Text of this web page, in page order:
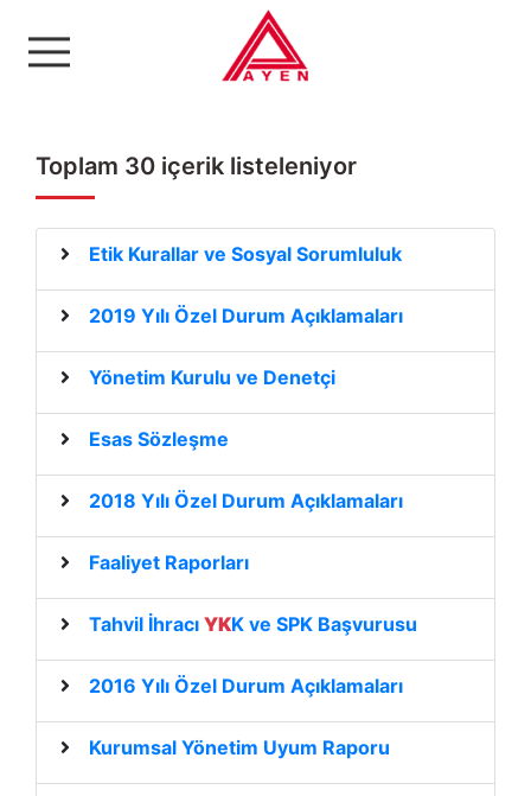
Ayen Enerji A.Ş
Toplam 30 içerik listeleniyor
Etik Kurallar ve Sosyal Sorumluluk
2019 Yılı Özel Durum Açıklamaları
Yönetim Kurulu ve Denetçi
Esas Sözleşme
2018 Yılı Özel Durum Açıklamaları
Faaliyet Raporları
Tahvil İhracı YKK ve SPK Başvurusu
2016 Yılı Özel Durum Açıklamaları
Kurumsal Yönetim Uyum Raporu